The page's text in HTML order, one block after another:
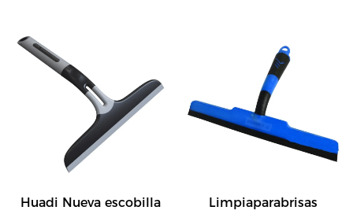
ventanas y mamparas de
cómodos.-Sin arañazos en
la superficie.
Huadi Nueva escobilla
Limpiaparabrisas